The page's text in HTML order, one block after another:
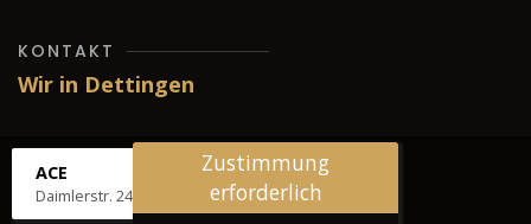
KONTAKT
Wir in Dettingen
ACE
Daimlerstr. 24, 72581 Dettingen
Zustimmung
erforderlich